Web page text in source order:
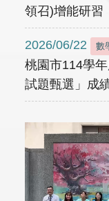
領召)增能研習
2026/06/22 數
桃園市114學
試題甄選」成